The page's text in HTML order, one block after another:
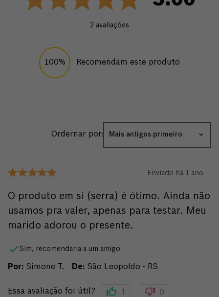
2 avaliações
100% Recomendam este produto
Ordernar por: Mais antigos primeiro
Enviado há 1 ano
O produto em si (serra) é ótimo. Ainda não
usamos pra valer, apenas para testar. Meu
marido adorou o presente.
Sim, recomendaria a um amigo
Por: Simone T. De: São Leopoldo - RS
Essa avaliação foi útil? 1 0